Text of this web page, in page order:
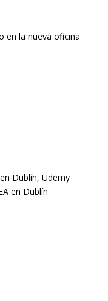
en la nueva oficina
Dublín, Udemy
en Dublín